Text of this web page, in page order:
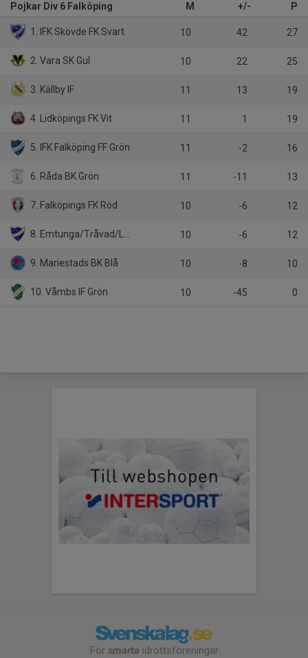
Pojkar Div 6 Falköping M +/- P
1. IFK Skövde FK Svart 10 42 27
2. Vara SK Gul 10 22 25
3. Källby IF 11 13 19
4. Lidköpings FK Vit 11 1 19
5. IFK Falköping FF Grön 11 -2 16
6. Råda BK Grön 11 -11 13
7. Falköpings FK Röd 10 -6 12
8. Emtunga/Tråvad/Larv 10 -6 12
9. Mariestads BK Blå 10 -8 10
10. Våmbs IF Grön 10 -45 0
För smarta idrottsföreningar